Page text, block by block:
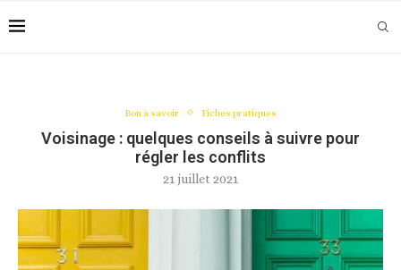
Bon à savoir Fiches pratiques
Voisinage : quelques conseils à suivre pour
régler les conflits
21 juillet 2021